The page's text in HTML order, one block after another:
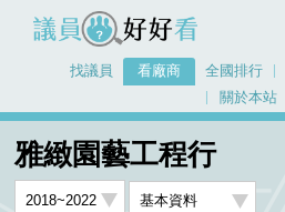
議員好好看
找議員 看廠商 全國排行
關於本站
雅緻園藝工程行